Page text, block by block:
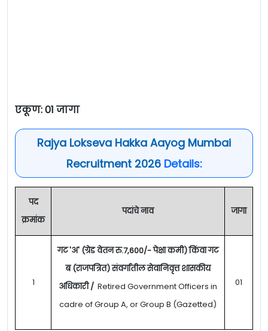
एकूण: 01 जागा
Rajya Lokseva Hakka Aayog Mumbai
Recruitment 2026Details:
पद
क्रमांक
पदांचे नाव जागा
1
गट 'अ' (ग्रेड वेतन रु.7,600/- पेक्षा कमी) किंवा गट
ब (राजपत्रित) संवर्गातील सेवानिवृत्त शासकीय
अधिकारी / Retired Government Officers in
cadre of Group A, or Group B (Gazetted)
01